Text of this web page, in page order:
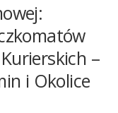
–
i Okolice